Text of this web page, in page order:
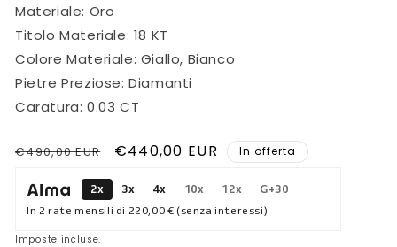
Materiale: Oro
Titolo Materiale: 18 KT
Colore Materiale: Giallo, Bianco
Pietre Preziose: Diamanti
Caratura: 0.03 CT
Prezzo
listino
€490,00 EUR
Prezzo
€440,00 EUR In offerta
2x 3x 4x 10x 12x
G+30
In 2 rate mensili di 220,00 € (senza interessi)
Imposte incluse.